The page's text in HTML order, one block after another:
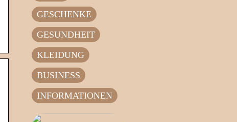
GESCHENKE
GESUNDHEIT
KLEIDUNG
BUSINESS
INFORMATIONEN